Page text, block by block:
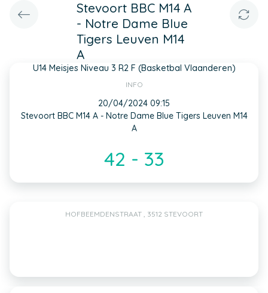
Stevoort BBC M14 A
- Notre Dame Blue
Tigers Leuven M14
A
U14 Meisjes Niveau 3 R2 F (Basketbal Vlaanderen)
INFO
20/04/2024 09:15
Stevoort BBC M14 A - Notre Dame Blue Tigers Leuven M14
A
42 - 33
HOFBEEMDENSTRAAT , 3512 STEVOORT